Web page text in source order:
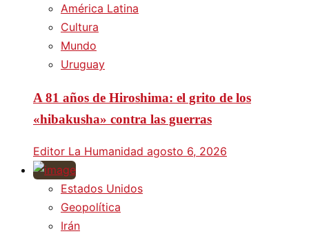
América Latina
Cultura
Mundo
Uruguay
A 81 años de Hiroshima: el grito de los
«hibakusha» contra las guerras
Editor La Humanidad agosto 6, 2026
Estados Unidos
Geopolítica
Irán